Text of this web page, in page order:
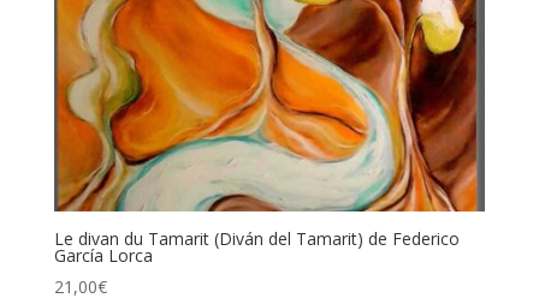
Le divan du Tamarit (Diván del Tamarit) de Federico
García Lorca
21,00€